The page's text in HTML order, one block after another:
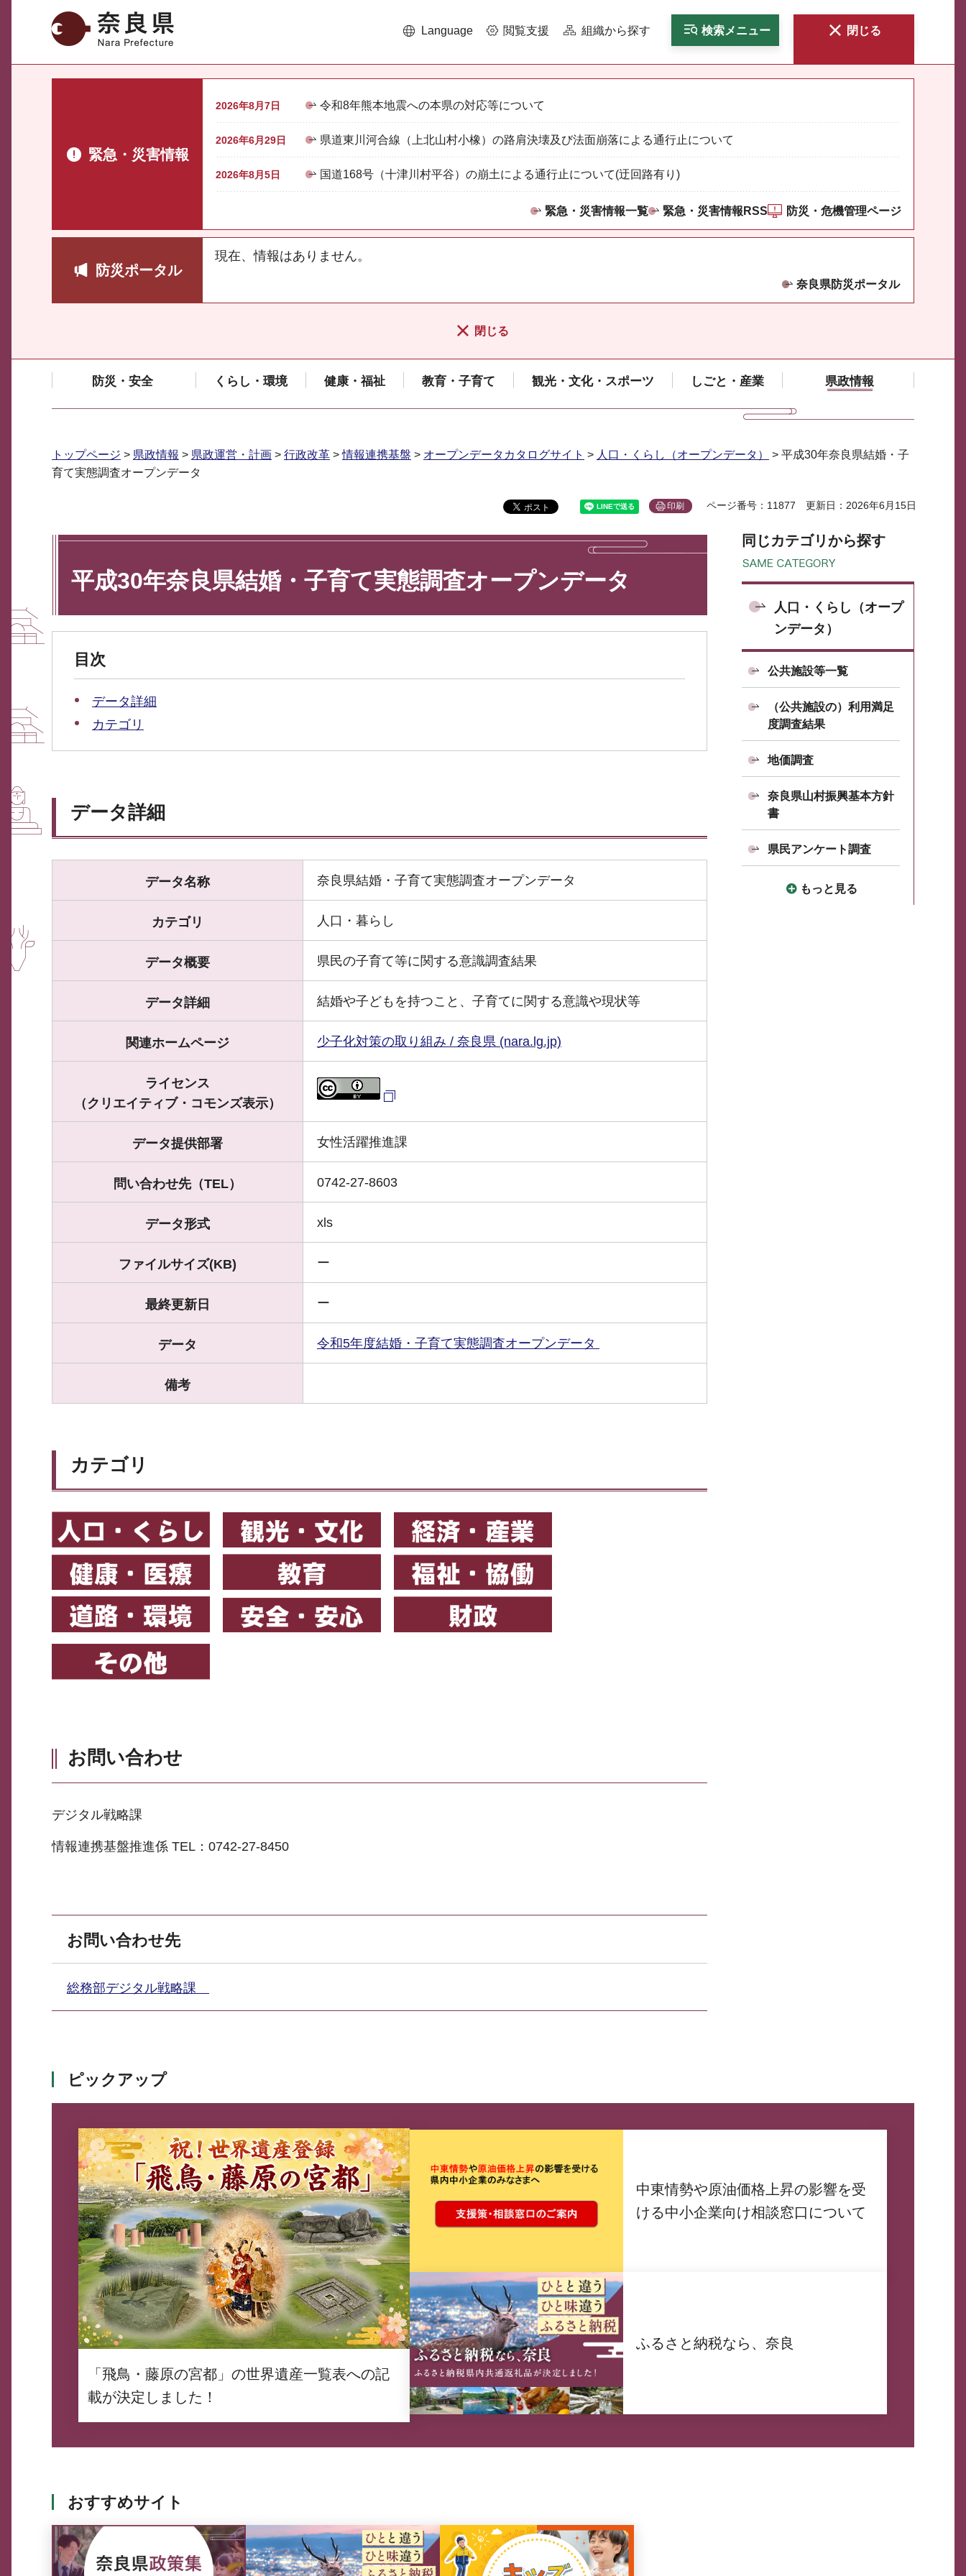
奈良県 Language 閲覧支援 組織から探す 検索メニュー 閉じる
緊急・災害情報
2026年8月7日 令和8年熊本地震への本県の対応等について
2026年6月29日 県道東川河合線（上北山村小橡）の路肩決壊及び法面崩落による通行止について
2026年8月5日 国道168号（十津川村平谷）の崩土による通行止について(迂回路有り)
緊急・災害情報一覧 緊急・災害情報RSS 防災・危機管理ページ
防災ポータル
現在、情報はありません。
奈良県防災ポータル
閉じる
防災・安全 くらし・環境 健康・福祉 教育・子育て 観光・文化・スポーツ しごと・産業 県政情報
トップページ > 県政情報 > 県政運営・計画 > 行政改革 >情報連携基盤 > オープンデータカタログサイト > 人口・くらし（オープンデータ）
> 平成30年奈良県結婚・子
育て実態調査オープンデータ
印刷 ページ番号：11877 更新日：2026年6月15日
平成30年奈良県結婚・子育て実態調査オープンデータ
目次
データ詳細
カテゴリ
データ詳細
データ名称 奈良県結婚・子育て実態調査オープンデータ
カテゴリ 人口・暮らし
データ概要 県民の子育て等に関する意識調査結果
データ詳細 結婚や子どもを持つこと、子育てに関する意識や現状等
関連ホームページ 少子化対策の取り組み / 奈良県 (nara.lg.jp)
ライセンス
（クリエイティブ・コモンズ表示）
データ提供部署 女性活躍推進課
問い合わせ先（TEL） 0742-27-8603
データ形式 xls
ファイルサイズ(KB) ー
最終更新日 ー
データ 令和5年度結婚・子育て実態調査オープンデータ
備考
カテゴリ
お問い合わせ
デジタル戦略課
情報連携基盤推進係 TEL：0742-27-8450
お問い合わせ先
総務部デジタル戦略課
同じカテゴリから探す
人口・くらし（オープ
ンデータ）
公共施設等一覧
（公共施設の）利用満足
度調査結果
地価調査
奈良県山村振興基本方針
書
県民アンケート調査
もっと見る
ピックアップ
「飛鳥・藤原の宮都」の世界遺産一覧表への記
載が決定しました！
中東情勢や原油価格上昇の影響を受
ける中小企業向け相談窓口について
ふるさと納税なら、奈良
おすすめサイト